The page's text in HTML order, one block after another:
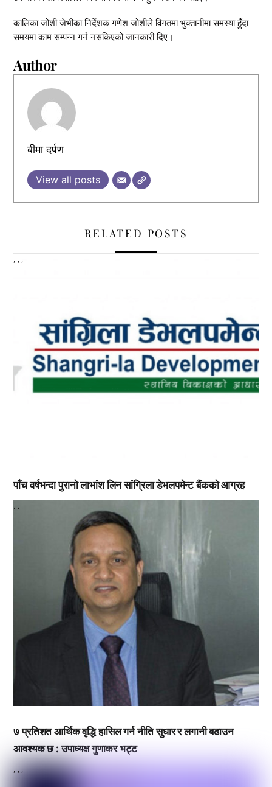
कालिका जोशी जेभीका निर्देशक गणेश जोशीले विगतमा भुक्तानीमा समस्या हुँदा
समयमा काम सम्पन्न गर्न नसकिएको जानकारी दिए।
Author
बीमा दर्पण
View all posts
RELATED POSTS
, , ,
पाँच वर्षभन्दा पुरानो लाभांश लिन सांग्रिला डेभलपमेन्ट बैंकको आग्रह
, ,
७ प्रतिशत आर्थिक वृद्धि हासिल गर्न नीति सुधार र लगानी बढाउन
आवश्यक छ : उपाध्यक्ष गुणाकर भट्ट
, , ,